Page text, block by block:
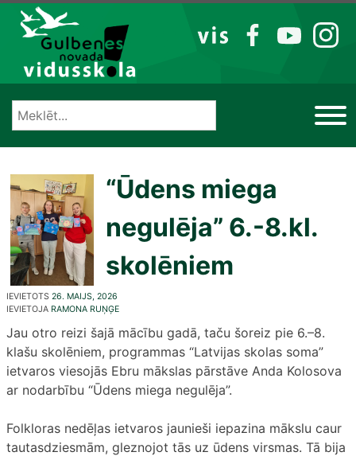
Izlaist
VIS
FB YT IG
“Ūdens miega
negulēja” 6.-8.kl.
skolēniem
IEVIETOTS 26. MAIJS, 2026
IEVIETOJA RAMONA RUŅĢE
Jau otro reizi šajā mācību gadā, taču šoreiz pie 6.–8.
klašu skolēniem, programmas “Latvijas skolas soma”
ietvaros viesojās Ebru mākslas pārstāve Anda Kolosova
ar nodarbību “Ūdens miega negulēja”.
Folkloras nedēļas ietvaros jaunieši iepazina mākslu caur
tautasdziesmām, gleznojot tās uz ūdens virsmas. Tā bija